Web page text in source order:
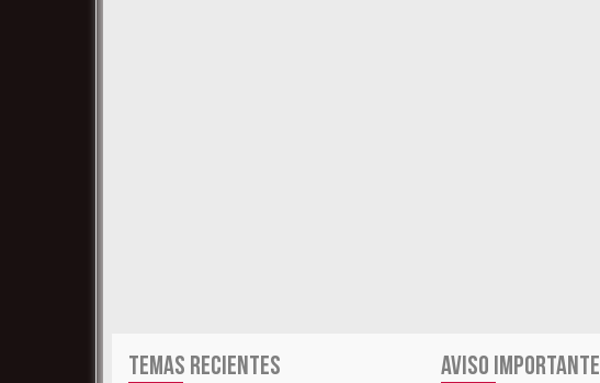
TEMAS RECIENTES AVISO IMPORTANTE